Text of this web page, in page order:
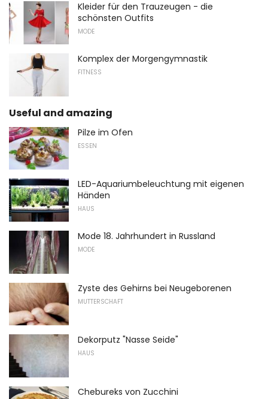
Kleider für den Trauzeugen - die
schönsten Outfits
MODE
Komplex der Morgengymnastik
FITNESS
Useful and amazing
Pilze im Ofen
ESSEN
LED-Aquariumbeleuchtung mit eigenen
Händen
HAUS
Mode 18. Jahrhundert in Russland
MODE
Zyste des Gehirns bei Neugeborenen
MUTTERSCHAFT
Dekorputz "Nasse Seide"
HAUS
Chebureks von Zucchini